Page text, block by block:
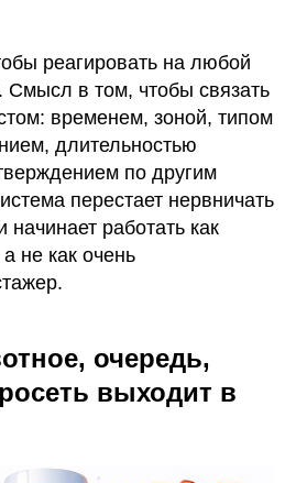
реагировать на любой
Смысл в том, чтобы связать
временем, зоной, типом
длительностью
по другим
перестает нервничать
начинает работать как
не как очень
очередь,
выходит в